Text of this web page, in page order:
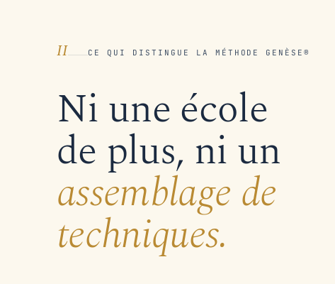
II CE QUI DISTINGUE LA MÉTHODE GENÈSE®
Ni une école
de plus, ni un
assemblage de
techniques.